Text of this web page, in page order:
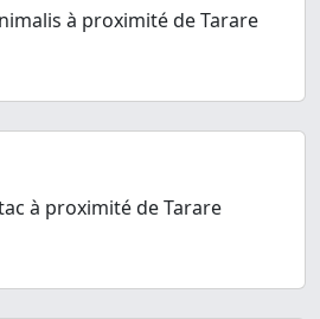
à proximité de Tarare
à proximité de Tarare